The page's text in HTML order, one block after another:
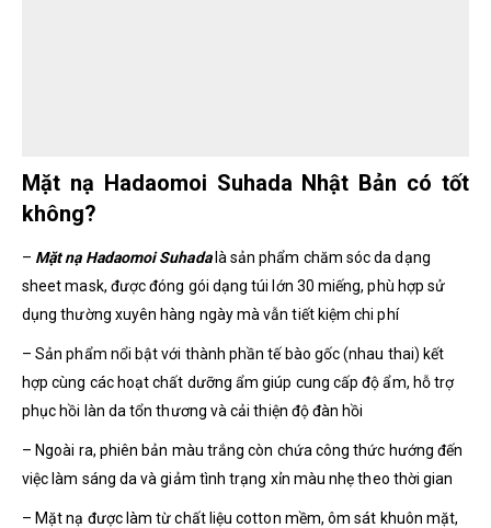
Mặt nạ Hadaomoi Suhada Nhật Bản có tốt
không?
– Mặt nạ Hadaomoi Suhada là sản phẩm chăm sóc da dạng
sheet mask, được đóng gói dạng túi lớn 30 miếng, phù hợp sử
dụng thường xuyên hàng ngày mà vẫn tiết kiệm chi phí
– Sản phẩm nổi bật với thành phần tế bào gốc (nhau thai) kết
hợp cùng các hoạt chất dưỡng ẩmgiúp cung cấp độ ẩm, hỗ trợ
phục hồi làn da tổn thương và cải thiện độ đàn hồi
– Ngoài ra, phiên bản màu trắng còn chứa công thức hướng đến
việc làm sáng da và giảm tình trạng xỉn màu nhẹ theo thời gian
– Mặt nạ được làm từ chất liệu cotton mềm, ôm sát khuôn mặt,